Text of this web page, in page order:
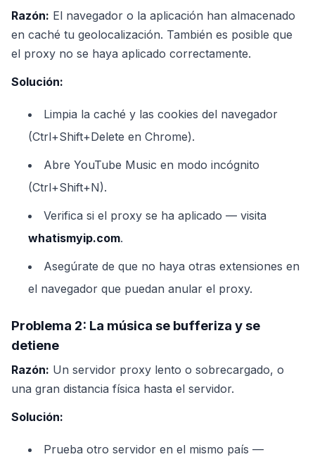
Razón: El navegador o la aplicación han almacenado
en caché tu geolocalización. También es posible que
el proxy no se haya aplicado correctamente.
Solución:
Limpia la caché y las cookies del navegador
(Ctrl+Shift+Delete en Chrome).
Abre YouTube Music en modo incógnito
(Ctrl+Shift+N).
Verifica si el proxy se ha aplicado — visita
whatismyip.com.
Asegúrate de que no haya otras extensiones en
el navegador que puedan anular el proxy.
Problema 2: La música se bufferiza y se
detiene
Razón: Un servidor proxy lento o sobrecargado, o
una gran distancia física hasta el servidor.
Solución:
Prueba otro servidor en el mismo país —